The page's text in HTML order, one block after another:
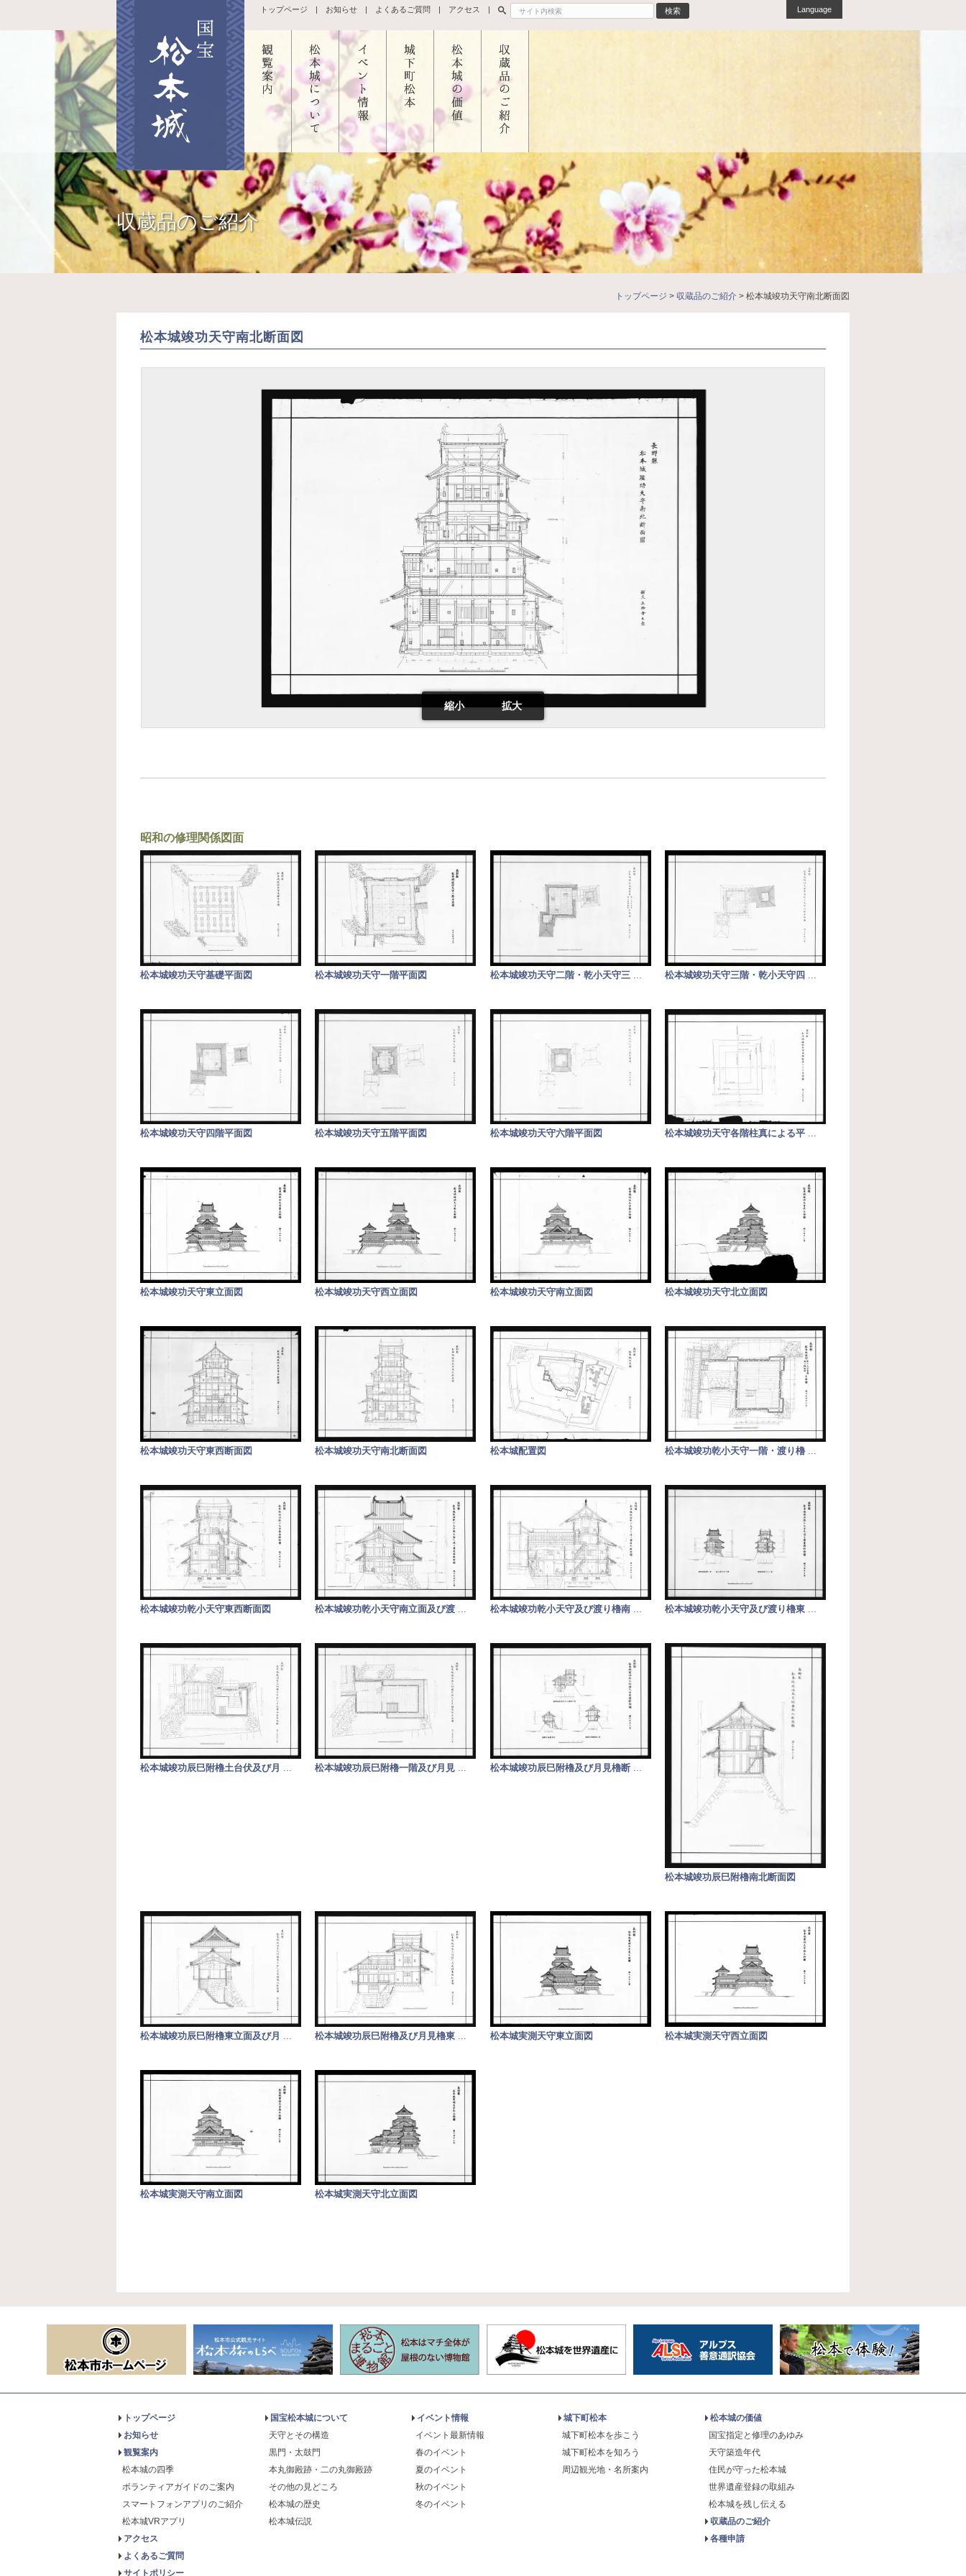
トップページ お知らせ よくあるご質問 アクセス Language
観覧案内
松本城の
四季
ボランテ
ィアガイ
ドのご案
紹介
国宝松本
城につい
て
天守とそ
の構造
黒門・太
鼓門
その他の
松本城伝
イベント
情報
イベント
最新情報
春のイベ
ント
夏のイベ
城下町松
城下町松
本を歩こ
う
城下町松
本を知ろ
松本城の
価値
国宝指定
と修理の
あゆみ
天守築造
年代
所蔵品の
ご紹介
収蔵品のご紹介
トップページ > 収蔵品のご紹介 > 松本城竣功天守南北断面図
松本城竣功天守南北断面図
縮小 拡大
昭和の修理関係図面
松本城竣功天守基礎平面図 松本城竣功天守一階平面図 松本城竣功天守二階・乾小天守三... 松本城竣功天守三階・乾小天守四...
松本城竣功天守四階平面図 松本城竣功天守五階平面図 松本城竣功天守六階平面図 松本城竣功天守各階柱真による平...
松本城竣功天守東立面図 松本城竣功天守西立面図 松本城竣功天守南立面図 松本城竣功天守北立面図
松本城竣功天守東西断面図 松本城竣功天守南北断面図 松本城配置図 松本城竣功乾小天守一階・渡り櫓...
松本城竣功乾小天守東西断面図 松本城竣功乾小天守南立面及び渡 ... 松本城竣功乾小天守及び渡り櫓南... 松本城竣功乾小天守及び渡り櫓東...
松本城竣功辰巳附櫓土台伏及び月 松本城竣功辰巳附櫓一階及び月見 松本城竣功辰巳附櫓及び月見櫓断...
松本城竣功辰巳附櫓南北断面図
松本城竣功辰巳附櫓東立面及び月 松本城竣功辰巳附櫓及び月見櫓東 松本城実測天守東立面図 松本城実測天守西立面図
松本城実測天守南立面図 松本城実測天守北立面図
トップページ
お知らせ
観覧案内
松本城の四季
ボランティアガイドのご案内
スマートフォンアプリのご紹介
松本城VRアプリ
アクセス
よくあるご質問
サイトポリシー
国宝松本城について
天守とその構造
黒門・太鼓門
本丸御殿跡・二の丸御殿跡
その他の見どころ
松本城の歴史
松本城伝説
イベント情報
イベント最新情報
春のイベント
夏のイベント
秋のイベント
冬のイベント
城下町松本
城下町松本を歩こう
城下町松本を知ろう
周辺観光地・名所案内
松本城の価値
国宝指定と修理のあゆみ
天守築造年代
住民が守った松本城
世界遺産登録の取組み
松本城を残し伝える
収蔵品のご紹介
各種申請